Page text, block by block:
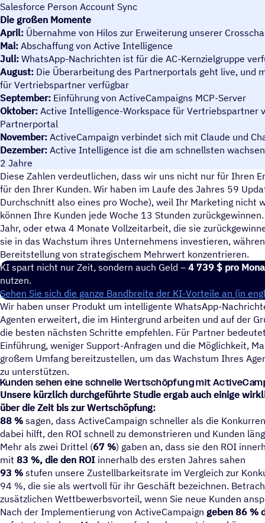
Salesforce Person Account Sync
Die großen Momente
April: Übernahme von Hilos zur Erweiterung unserer
Mai: Abschaffung von Active Intelligence
Juli: WhatsApp-Nachrichten ist für die AC-Kernzielgruppe
August: Die Überarbeitung des Partnerportals geht live, und
für Vertriebspartner verfügbar
September: Einführung von ActiveCampaigns MCP-Server
Oktober: Active Intelligence-Workspace für Vertriebspartner
Partnerportal
November: ActiveCampaign verbindet sich mit Claude und
Dezember: Active Intelligence ist die am schnellsten
2 Jahre
Diese Zahlen verdeutlichen, dass wir uns nicht nur für Ihren
für den Ihrer Kunden. Wir haben im Laufe des Jahres 59
Durchschnitt also eines pro Woche), weil Ihr Marketing nicht
können Ihre Kunden jede Woche 13 Stunden
Jahr, oder etwa 4 Monate Vollzeitarbeit, die sie
sie in das Wachstum ihres Unternehmens investieren,
Bereitstellung von strategischem Mehrwert konzentrieren.
KI spart nicht nur Zeit, sondern auch Geld – 4 739 $ pro
nutzen.
Sehen Sie sich die ganze Bandbreite der KI-Vorteile an (in
Wir haben unser Produkt um intelligente WhatsApp-
Agenten erweitert, die im Hintergrund arbeiten und auf der
die besten nächsten Schritte empfehlen. Für Partner
Einführung, weniger Support-Anfragen und die Möglichkeit,
großem Umfang bereitzustellen, um das Wachstum Ihres
zu unterstützen.
Kunden sehen eine schnelle Wert­schöp­fung mit
Unsere kürzlich durchgeführte Studie ergab auch einige
über die Zeit bis zur Wertschöpfung:
88 % sagen, dass ActiveCampaign schneller als die
dabei hilft, den ROI schnell zu demonstrieren und Kunden
Mehr als zwei Drittel (67 %) gaben an, dass sie den ROI
mit 83 %, die den ROI innerhalb des ersten Jahres sahen
93 % stufen unsere Zustellbarkeitsrate im Vergleich zur
94 %, die sie als wertvoll für ihr Geschäft bezeichnen.
zusätzlichen Wettbewerbsvorteil, wenn Sie neue Kunden
Nach der Implementierung von ActiveCampaign geben 86 %